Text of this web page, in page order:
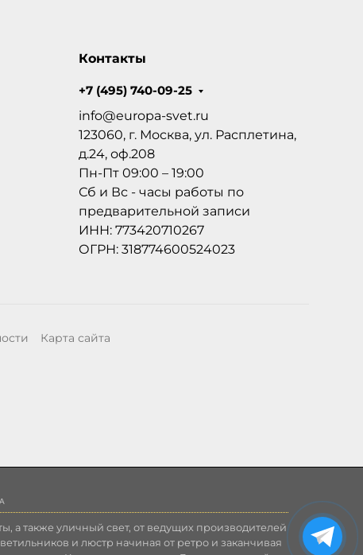
Контакты
+7 (495) 740-09-25
info@europa-svet.ru
123060, г. Москва, ул. Расплетина,
д.24, оф.208
Пн-Пт 09:00 – 19:00
Сб и Вс - часы работы по
предварительной записи
ИНН: 773420710267
ОГРН: 318774600524023
Карта сайта
а также уличный свет, от ведущих производителей
и люстр начиная от ретро и заканчивая